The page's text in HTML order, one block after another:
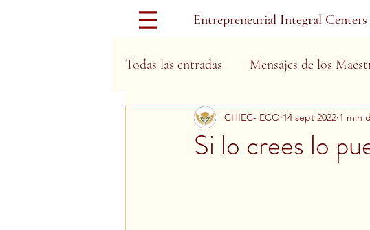
Entrepreneurial Integral
Todas las entradas Mensajes de los
Días Festivos
Si lo crees lo
CHIEC- ECO 14 sept 2022 1 min